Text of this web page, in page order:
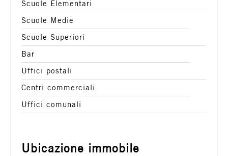
Scuole Elementari
Scuole Medie
Scuole Superiori
Bar
Uffici postali
Centri commerciali
Uffici comunali
Ubicazione immobile